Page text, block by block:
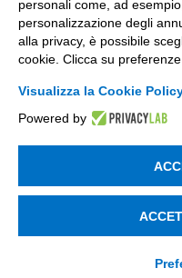
Verifica
personali come, ad
personalizzazione degli
alla privacy, è possibile
cookie. Clicca su
Visualizza la Cookie
Powered by